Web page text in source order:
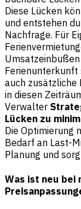
Diese Lücken
und entstehen
Nachfrage. Für
Ferienunterkunft
auch zusätzliche
in diesen
Verwalter
Lücken zu
Die Optimierung
Bedarf an Last-
Planung und
Was ist neu bei